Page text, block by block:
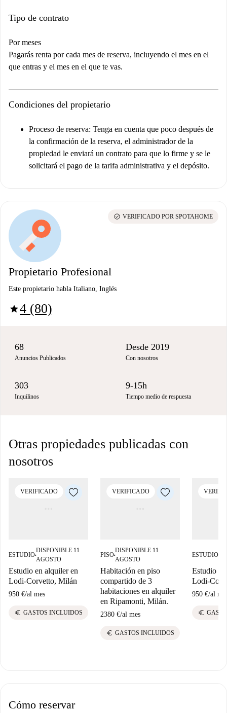
Tipo de contrato
Por meses
Pagarás renta por cada mes de reserva, incluyendo el mes en el
que entras y el mes en el que te vas.
Condiciones del propietario
Proceso de reserva: Tenga en cuenta que poco después de
la confirmación de la reserva, el administrador de la
propiedad le enviará un contrato para que lo firme y se le
solicitará el pago de la tarifa administrativa y el depósito.
Propietario Profesional
Este propietario habla Italiano, Inglés
star4 (80)
check_circle VERIFICADO POR SPOTAHOME
68
Anuncios Publicados
Desde 2019
Con nosotros
303
Inquilinos
9-15h
Tiempo medio de respuesta
Otras propiedades publicadas con
nosotros
VERIFICADO
ESTUDIO■
DISPONIBLE 11
AGOSTO
Estudio en alquiler en
Lodi-Corvetto, Milán
950 €/al mes
euro GASTOS INCLUIDOS
VERIFICADO
PISO■
DISPONIBLE 11
AGOSTO
Habitación en piso
compartido de 3
habitaciones en alquiler
en Ripamonti, Milán.
2380 €/al mes
euro GASTOS INCLUIDOS
ESTUDIO
Estudio
Lodi-
950 €/al
euro
Cómo reservar